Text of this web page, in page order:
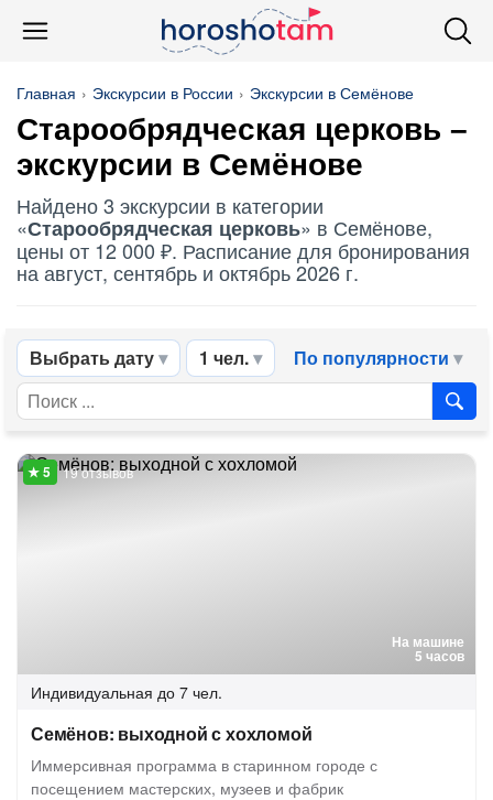
Главная Экскурсии в России Экскурсии в Семёнове
Старообрядческая церковь –
экскурсии в Семёнове
Найдено 3 экскурсии в категории
«Старообрядческая церковь» в Семёнове,
цены от 12 000 ₽. Расписание для бронирования
на август, сентябрь и октябрь 2026 г.
Выбрать дату 1 чел. По популярности
На машине
5 часов
19 отзывов
Индивидуальная до 7 чел.
Семёнов: выходной с хохломой
Иммерсивная программа в старинном городе с
посещением мастерских, музеев и фабрик